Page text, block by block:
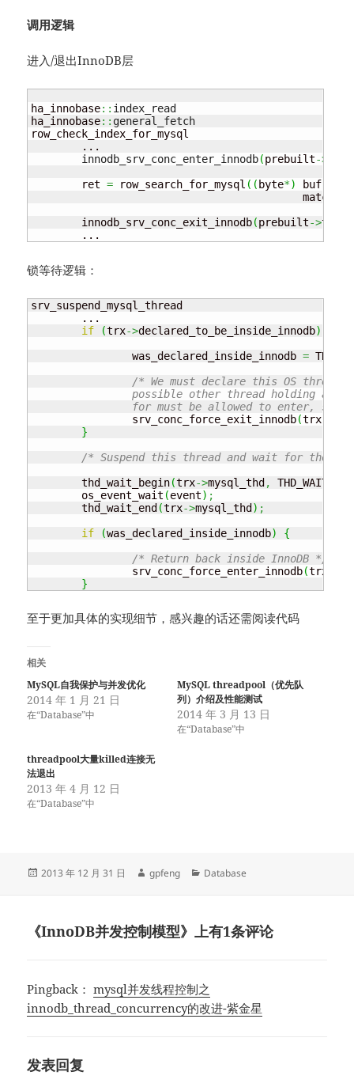
调用逻辑
进入/退出InnoDB层
ha_innobase:: index_read
ha_innobase:: general_fetch
row_check_index_for_mysql
innodb_srv_conc_enter_innodb(prebuilt->
	ret
= row_search_for_mysql ( ( byte*) buf
	innodb_srv_conc_exit_innodb
(prebuilt->trx
	...
锁等待逻辑：
srv_suspend_mysql_thread
if
(trx->declared_to_be_inside_innodb)
		was_declared_inside_innodb
= TRUE
/* We must declare this OS thread
for must be allowed to enter,
		srv_conc_force_exit_innodb
(trx
}
/* Suspend this thread and wait for the
	thd_wait_begin
(trx->mysql_thd ,
	os_event_wait
(event) ;
	thd_wait_end
(trx->mysql_thd ) ;
if
(was_declared_inside_innodb)
{
/* Return back inside InnoDB */
		srv_conc_force_enter_innodb
(trx
}
至于更加具体的实现细节，感兴趣的话还需阅读代码
相关
MySQL自我保护与并发优化
2014 年 1 月 21 日
在“Database”中
MySQL threadpool（优先队
列）介绍及性能测试
2014 年 3 月 13 日
在“Database”中
threadpool大量killed连接无
法退出
2013 年 4 月 12 日
在“Database”中
发
2013 年 12 月 31 日
作
gpfeng
分
Database
《InnoDB并发控制模型》上有1条评论
Pingback：mysql并发线程控制之
innodb_thread_concurrency的改进-紫金星
发表回复